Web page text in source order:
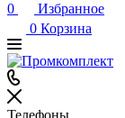
0
Избранное
0 Корзина
Телефоны